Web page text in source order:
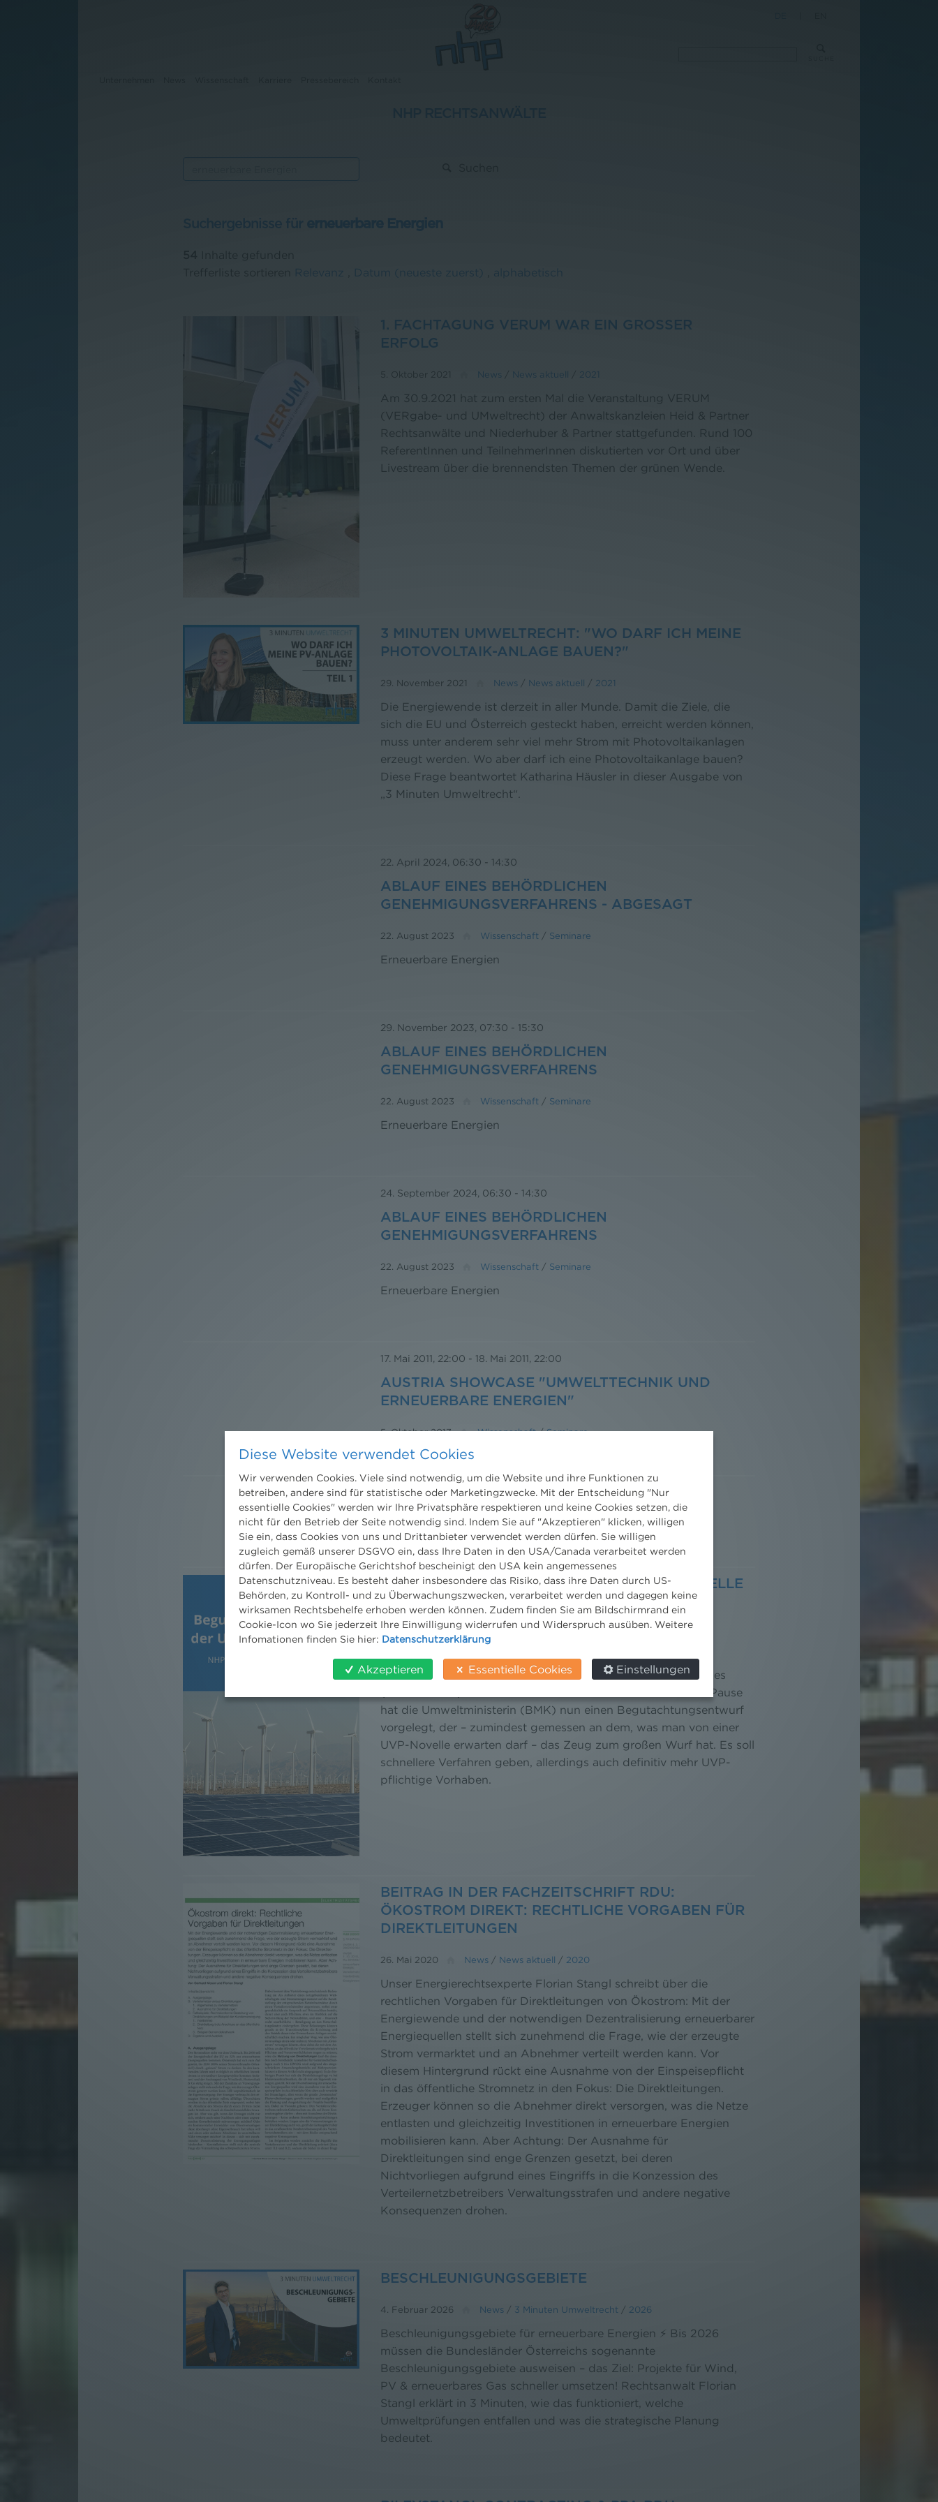
erneuerbare Energien
Relevanz Datum (neueste zuerst) alphabetisch
1. FACHTAGUNG VERUM WAR EIN GROSSER E
RFOLG
5. Oktober 2021 News News aktuell 2021
Am 30.9.2021 hat zum ersten Mal die Veranstaltung VERUM
(VERgabe- und UMweltrecht) der Anwaltskanzleien Heid & Partner
Rechtsanwälte und Niederhuber & Partner stattgefunden. Rund 100
ReferentInnen und TeilnehmerInnen diskutierten vor Ort und über
Livestream über die brennendsten Themen der grünen Wende.
3 MINUTEN UMWELTRECHT: "WO DARF ICH MEINE
PHOTOVOLTAIK-ANLAGE BAUEN?"
29. November 2021 News / News aktuell / 2021
Die Energiewende ist derzeit in aller Munde. Damit die Ziele, die
sich die EU und Österreich gesteckt haben, erreicht werden können,
muss unter anderem sehr viel mehr Strom mit Photovoltaikanlagen
erzeugt werden. Wo aber darf ich eine Photovoltaikanlage bauen?
Diese Frage beantwortet Katharina Häusler in dieser Ausgabe von
„3 Minuten Umweltrecht“.
22. April 2024, 06:30 - 14:30
ABLAUF EINES BEHÖRDLICHEN
GENEHMIGUNGSVERFAHRENS - ABGESAGT
22. August 2023 Wissenschaft / Seminare
Erneuerbare Energien
29. November 2023, 07:30 - 15:30
ABLAUF EINES BEHÖRDLICHEN
GENEHMIGUNGSVERFAHRENS
22. August 2023 Wissenschaft / Seminare
Erneuerbare Energien
24. September 2024, 06:30 - 14:30
ABLAUF EINES BEHÖRDLICHEN
GENEHMIGUNGSVERFAHRENS
22. August 2023 Wissenschaft / Seminare
Erneuerbare Energien
17. Mai 2011, 22:00 -18. Mai 2011, 22:00
AUSTRIA SHOWCASE "UMWELTTECHNIK UND
ERNEUERBARE ENERGIEN"
5. Oktober 2017 Wissenschaft /Seminare
BAU- UND IMMOBILIENRECHT
23. Mai 2011 Unternehmen /Leistungen
BEGUTACHTUNGSENTWURF DER UVP-G-NOVELLE
2022 – SCHNELLERE VERFAHREN, MEHR UVP-
PROJEKTE
Die letzte Novelle des Umweltverträglichkeitsprüfungsgesetzes
(UVP-G 2000) datiert aus dem Jahr 2018. Nach vier Jahren Pause
hat die Umweltministerin (BMK) nun einen Begutachtungsentwurf
vorgelegt, der – zumindest gemessen an dem, was man von einer
UVP-Novelle erwarten darf – das Zeug zum großen Wurf hat. Es soll
schnellere Verfahren geben, allerdings auch definitiv mehr UVP-
pflichtige Vorhaben.
BEITRAG IN DER FACHZEITSCHRIFT RDU:
ÖKOSTROM DIREKT: RECHTLICHE VORGABEN FÜR
DIREKTLEITUNGEN
26. Mai 2020 News / News aktuell / 2020
Unser Energierechtsexperte Florian Stangl schreibt über die
rechtlichen Vorgaben für Direktleitungen von Ökostrom: Mit der
Energiewende und der notwendigen Dezentralisierung erneuerbarer
Energiequellen stellt sich zunehmend die Frage, wie der erzeugte
Strom vermarktet und an Abnehmer verteilt werden kann. Vor
diesem Hintergrund rückt eine Ausnahme von der Einspeisepflicht
in das öffentliche Stromnetz in den Fokus: Die Direktleitungen.
Erzeuger können so die Abnehmer direkt versorgen, was die Netze
entlasten und gleichzeitig Investitionen in erneuerbare Energien
mobilisieren kann. Aber Achtung: Der Ausnahme für
Direktleitungen sind enge Grenzen gesetzt, bei deren
Nichtvorliegen aufgrund eines Eingriffs in die Konzession des
Verteilernetzbetreibers Verwaltungsstrafen und andere negative
Konsequenzen drohen.
BESCHLEUNIGUNGSGEBIETE
4. Februar 2026 News / 3 Minuten Umweltrecht / 2026
Beschleunigungsgebiete für erneuerbare Energien ⚡ Bis 2026
müssen die Bundesländer Österreichs sogenannte
Beschleunigungsgebiete ausweisen – das Ziel: Projekte für Wind,
PV & erneuerbares Gas schneller umsetzen! Rechtsanwalt Florian
Stangl erklärt in 3 Minuten, wie das funktioniert, welche
Umweltprüfungen entfallen und was die strategische Planung
bedeutet.
Diese Website verwendet Cookies
Wir verwenden Cookies. Viele sind notwendig, um die Website und ihre Funktionen zu
betreiben, andere sind für statistische oder Marketingzwecke. Mit der Entscheidung "Nur
essentielle Cookies" werden wir Ihre Privatsphäre respektieren und keine Cookies setzen, die
nicht für den Betrieb der Seite notwendig sind. Indem Sie auf "Akzeptieren" klicken, willigen
Sie ein, dass Cookies von uns und Drittanbieter verwendet werden dürfen. Sie willigen
zugleich gemäß unserer DSGVO ein, dass Ihre Daten in den USA/Canada verarbeitet werden
dürfen. Der Europäische Gerichtshof bescheinigt den USA kein angemessenes
Datenschutzniveau. Es besteht daher insbesondere das Risiko, dass ihre Daten durch US-
Behörden, zu Kontroll- und zu Überwachungszwecken, verarbeitet werden und dagegen keine
wirksamen Rechtsbehelfe erhoben werden können. Zudem finden Sie am Bildschirmrand ein
Cookie-Icon wo Sie jederzeit Ihre Einwilligung widerrufen und Widerspruch ausüben. Weitere
Infomationen finden Sie hier: Datenschutzerklärung
Akzeptieren Essentielle Cookies Einstellungen